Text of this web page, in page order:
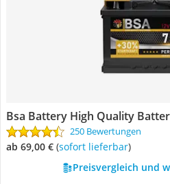
Bsa Battery High Quality
250 Bewertungen
ab 69,00 € ( Sofort lieferbar)
Preisvergleich und